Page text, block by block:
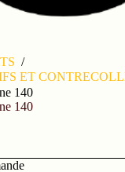
/
ET
140
140